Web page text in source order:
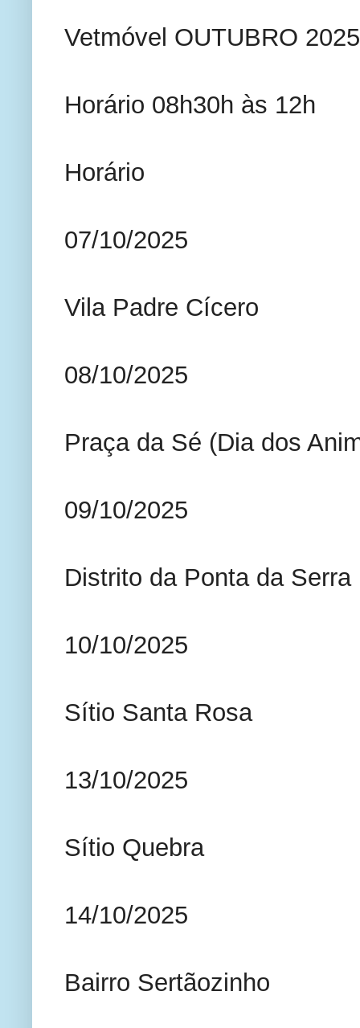
Vetmóvel OUTUBRO 2025
Horário 08h30h às 12h
Horário
07/10/2025
Vila Padre Cícero
08/10/2025
Praça da Sé (Dia dos
09/10/2025
Distrito da Ponta da Serra
10/10/2025
Sítio Santa Rosa
13/10/2025
Sítio Quebra
14/10/2025
Bairro Sertãozinho